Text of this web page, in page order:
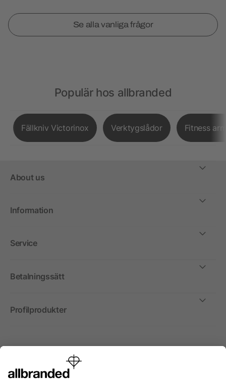
Se alla vanliga frågor
Populär hos allbranded
Fällkniv Victorinox Verktygslådor Fitness
About us
Information
Service
Betalningssätt
Profilprodukter
Internationellt